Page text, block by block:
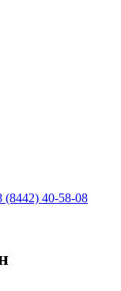
(8442) 40-58-08